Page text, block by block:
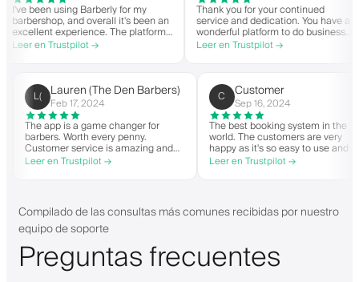
using Barberly for my
and overall it's been an
experience. The platform
to use, reliable, and has
my booking process.
Trustpilot →
Thank you for your continued
service and dedication. You have a
wonderful platform to do business
with good spirit. Thank you from
CTG Barbershop.
Leer en Trustpilot →
to
L( Lauren (The Den Barbers)
Feb 17, 2024
The app is a game changer for
barbers. Worth every penny.
Customer service is amazing and
helps with everything or whatever
they need. Definitely recommend.
Leer en Trustpilot →
C Customer
Sep 16, 2024
The best booking system
world. The customers are
happy as it's so easy to
great price. Plus, you get
personalised app, which
people offering a great
system.
Leer en Trustpilot →
Compilado de las consultas más comunes recibidas por nuestro
equipo de soporte
Preguntas frecuentes